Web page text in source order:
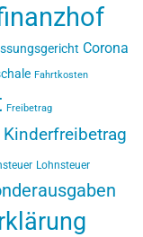
Corona
Fahrtkosten
Freibetrag
Kinderfreibetrag
Lohnsteuer